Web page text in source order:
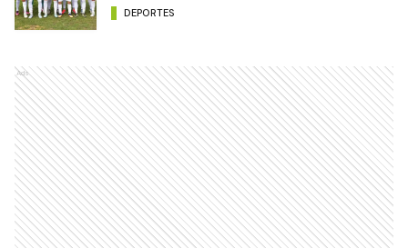
DEPORTES
Ads